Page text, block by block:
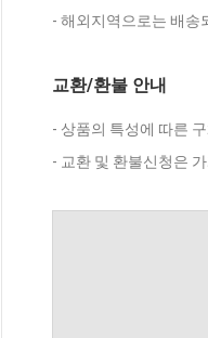
- 해외지역으로는 배송
교환/환불 안내
- 상품의 특성에 따른
- 교환 및 환불신청은